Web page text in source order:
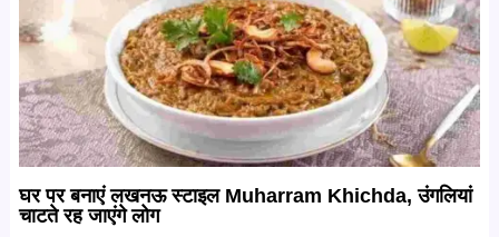
घर पर बनाएं लखनऊ स्टाइल Muharram Khichda, उंगलियां
चाटते रह जाएंगे लोग